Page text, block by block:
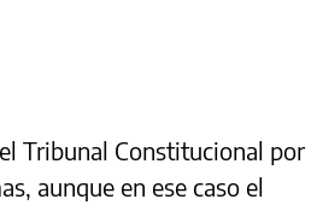
Tribunal Constitucional por
aunque en ese caso el